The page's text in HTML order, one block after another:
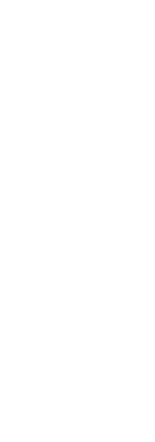
荷製品に未対応品が
2022年1月12日よ